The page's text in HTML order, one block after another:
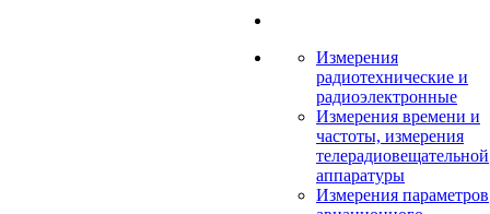
Измерения
радиотехнические и
радиоэлектронные
Измерения времени и
частоты, измерения
телерадиовещательной
аппаратуры
Измерения параметров